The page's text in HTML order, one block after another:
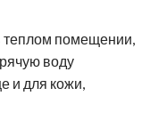
теплом помещении,
воду
и для кожи,